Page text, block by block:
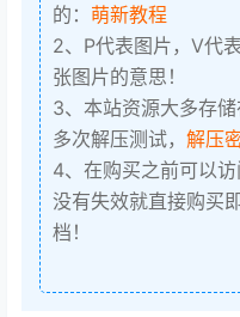
的： 萌新教程
2、P代表图片，V代
张图片的意思！
3、本站资源大多存储
多次解压测试， 解压
4、在购买之前可以访
没有失效就直接购买
档！